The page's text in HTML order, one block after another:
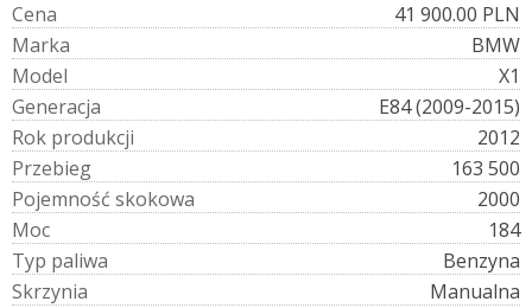
Cena
41 900.00 PLN
Marka
BMW
Model
X1
Generacja
E84 (2009-2015)
Rok produkcji
2012
Przebieg
163 500
Pojemność skokowa
2000
Moc
184
Typ paliwa
Benzyna
Skrzynia
Manualna